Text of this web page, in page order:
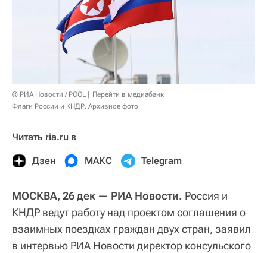
© РИА Новости / POOL
Перейти в медиабанк
Флаги России и КНДР. Архивное фото
Читать ria.ru в
Дзен МАКС Telegram
МОСКВА, 26 дек — РИА Новости. Россия и
КНДР ведут работу над проектом соглашения о
взаимных поездках граждан двух стран, заявил
в интервью РИА Новости директор консульского